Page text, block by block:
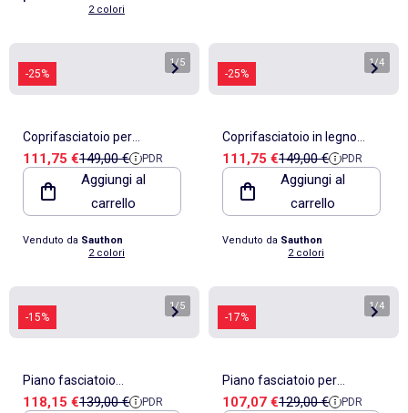
2 colori
-25%
1/5
Coprifasciatoio per
cassettiera in - SAUTHON
Prezzo di vendita
111,75 €Prezzo di riferimento
149,00 € PDR
Aggiungi al
carrello
Venduto da Sauthon
2 colori
-25%
1/4
Coprifasciatoio in legno
marrone per - SAUTHON
Prezzo di vendita
111,75 €Prezzo di riferimento
149,00 € PDR
Aggiungi al
carrello
Venduto da Sauthon
2 colori
-15%
1/5
Piano fasciatoio
multiposizione per la toilette
Prezzo di vendita
118,15 €Prezzo di riferimento
139,00 € PDR
-17%
1/4
Piano fasciatoio per
cassettiera a 3 - SAUTHON
Prezzo di vendita
107,07 €Prezzo di riferimento
129,00 € PDR